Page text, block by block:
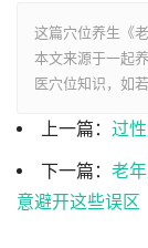
这篇穴位养生《
本文来源于一起
医穴位知识，如
上一篇： 过
下一篇： 老
意避开这些误区